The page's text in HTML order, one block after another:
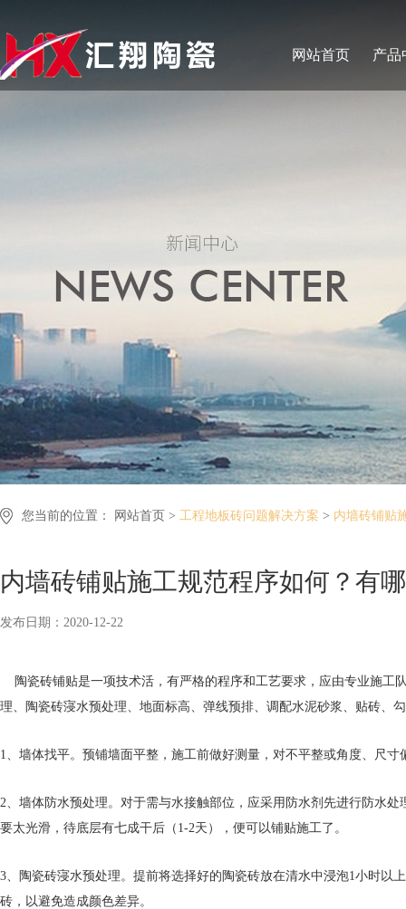
网站首页 产品
您当前的位置： 网站首页 > 工程地板砖问题解决方案 > 内墙砖铺贴
内墙砖铺贴施工规范程序如何？有
发布日期：2020-12-22
陶瓷砖铺贴是一项技术活，有严格的程序和工艺要求，应由专业施工
理、陶瓷砖寖水预处理、地面标高、弹线预排、调配水泥砂浆、贴砖、
1、墙体找平。预铺墙面平整，施工前做好测量，对不平整或角度、尺
2、墙体防水预处理。对于需与水接触部位，应采用防水剂先进行防水
要太光滑，待底层有七成干后（1-2天），便可以铺贴施工了。
3、陶瓷砖寖水预处理。提前将选择好的陶瓷砖放在清水中浸泡1小时以
砖，以避免造成颜色差异。